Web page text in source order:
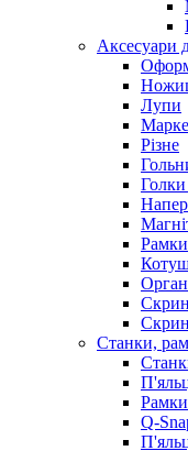
Аксесуари
Лупи
Різне
Рамки
Станки,
Q-